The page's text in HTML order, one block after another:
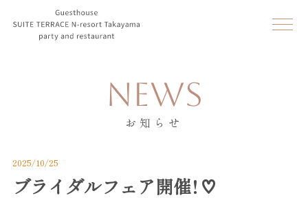
NEWS
お知らせ
2025/10/25
ブライダルフェア開催！♡